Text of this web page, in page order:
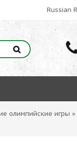
олимпийские игры »